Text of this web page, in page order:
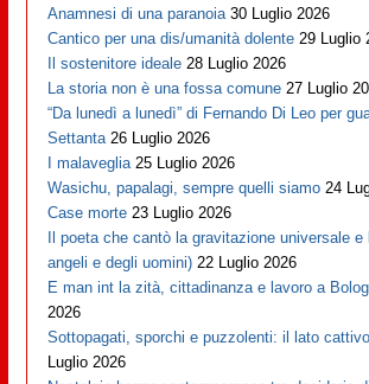
Anamnesi di una paranoia 30 Luglio 2026
Cantico per una dis/umanità dolente 29 Luglio
Il sostenitore ideale 28 Luglio 2026
La storia non è una fossa comune 27 Luglio
“Da lunedì a lunedì” di Fernando Di Leo per
Settanta 26 Luglio 2026
I malaveglia 25 Luglio 2026
Wasichu, papalagi, sempre quelli siamo 24
Case morte 23 Luglio 2026
Il poeta che cantò la gravitazione universale e
angeli e degli uomini) 22 Luglio 2026
E man int la zità, cittadinanza e lavoro a
2026
Sottopagati, sporchi e puzzolenti: il lato
Luglio 2026